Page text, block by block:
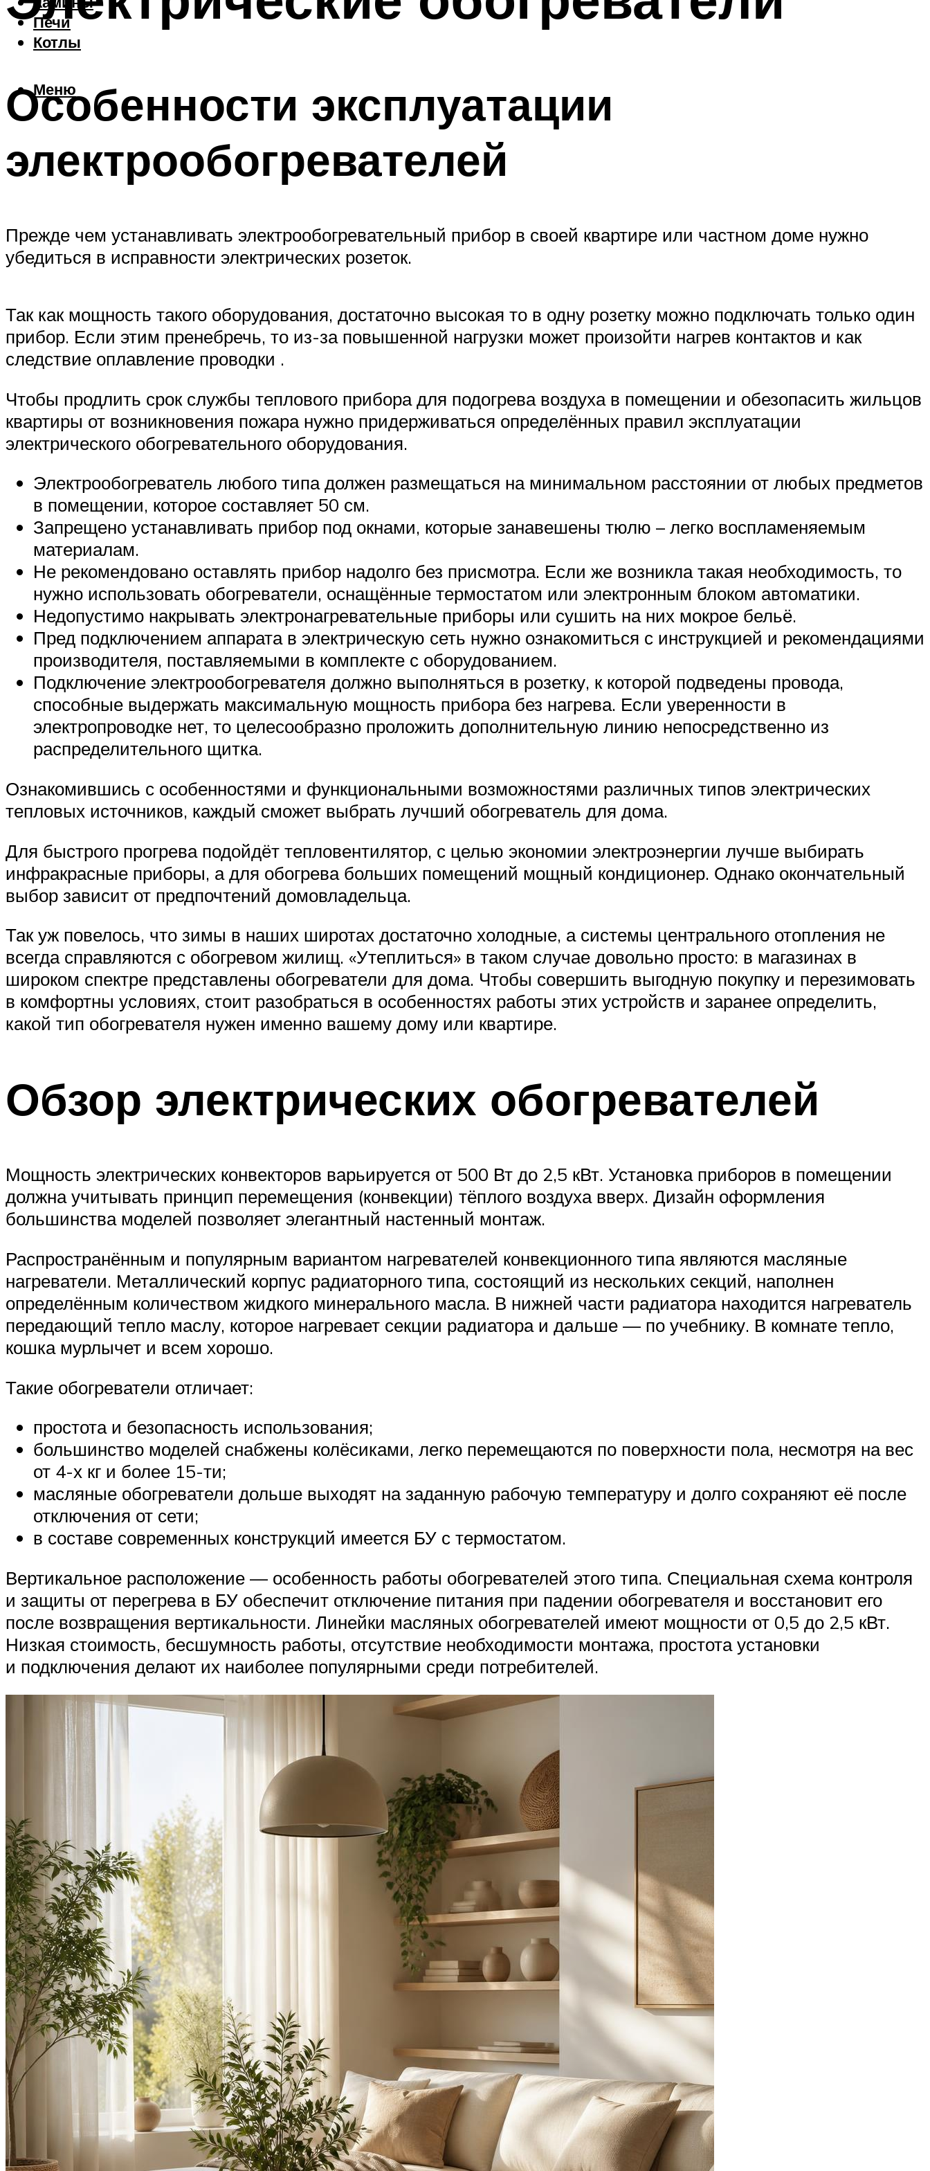
Печи
Котлы
Меню
Особенности эксплуатации
электрообогревателей
Прежде чем устанавливать электрообогревательный прибор в своей квартире или частном доме нужно
убедиться в исправности электрических розеток.
Так как мощность такого оборудования, достаточно высокая то в одну розетку можно подключать только один
прибор. Если этим пренебречь, то из-за повышенной нагрузки может произойти нагрев контактов и как
следствие оплавление проводки .
Чтобы продлить срок службы теплового прибора для подогрева воздуха в помещении и обезопасить жильцов
квартиры от возникновения пожара нужно придерживаться определённых правил эксплуатации
электрического обогревательного оборудования.
Электрообогреватель любого типа должен размещаться на минимальном расстоянии от любых предметов
в помещении, которое составляет 50 см.
Запрещено устанавливать прибор под окнами, которые занавешены тюлю – легко воспламеняемым
материалам.
Не рекомендовано оставлять прибор надолго без присмотра. Если же возникла такая необходимость, то
нужно использовать обогреватели, оснащённые термостатом или электронным блоком автоматики.
Недопустимо накрывать электронагревательные приборы или сушить на них мокрое бельё.
Пред подключением аппарата в электрическую сеть нужно ознакомиться с инструкцией и рекомендациями
производителя, поставляемыми в комплекте с оборудованием.
Подключение электрообогревателя должно выполняться в розетку, к которой подведены провода,
способные выдержать максимальную мощность прибора без нагрева. Если уверенности в
электропроводке нет, то целесообразно проложить дополнительную линию непосредственно из
распределительного щитка.
Ознакомившись с особенностями и функциональными возможностями различных типов электрических
тепловых источников, каждый сможет выбрать лучший обогреватель для дома.
Для быстрого прогрева подойдёт тепловентилятор, с целью экономии электроэнергии лучше выбирать
инфракрасные приборы, а для обогрева больших помещений мощный кондиционер. Однако окончательный
выбор зависит от предпочтений домовладельца.
Так уж повелось, что зимы в наших широтах достаточно холодные, а системы центрального отопления не
всегда справляются с обогревом жилищ. «Утеплиться» в таком случае довольно просто: в магазинах в
широком спектре представлены обогреватели для дома. Чтобы совершить выгодную покупку и перезимовать
в комфортны условиях, стоит разобраться в особенностях работы этих устройств и заранее определить,
какой тип обогревателя нужен именно вашему дому или квартире.
Обзор электрических обогревателей
Мощность электрических конвекторов варьируется от 500 Вт до 2,5 кВт. Установка приборов в помещении
должна учитывать принцип перемещения (конвекции) тёплого воздуха вверх. Дизайн оформления
большинства моделей позволяет элегантный настенный монтаж.
Распространённым и популярным вариантом нагревателей конвекционного типа являются масляные
нагреватели. Металлический корпус радиаторного типа, состоящий из нескольких секций, наполнен
определённым количеством жидкого минерального масла. В нижней части радиатора находится нагреватель
передающий тепло маслу, которое нагревает секции радиатора и дальше — по учебнику. В комнате тепло,
кошка мурлычет и всем хорошо.
Такие обогреватели отличает:
простота и безопасность использования;
большинство моделей снабжены колёсиками, легко перемещаются по поверхности пола, несмотря на вес
от 4-х кг и более 15-ти;
масляные обогреватели дольше выходят на заданную рабочую температуру и долго сохраняют её после
отключения от сети;
в составе современных конструкций имеется БУ с термостатом.
Вертикальное расположение — особенность работы обогревателей этого типа. Специальная схема контроля
и защиты от перегрева в БУ обеспечит отключение питания при падении обогревателя и восстановит его
после возвращения вертикальности. Линейки масляных обогревателей имеют мощности от 0,5 до 2,5 кВт.
Низкая стоимость, бесшумность работы, отсутствие необходимости монтажа, простота установки
и подключения делают их наиболее популярными среди потребителей.